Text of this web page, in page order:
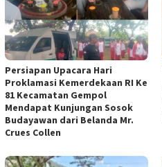
Persiapan Upacara Hari
Proklamasi Kemerdekaan RI Ke
81 Kecamatan Gempol
Mendapat Kunjungan Sosok
Budayawan dari Belanda Mr.
Crues Collen